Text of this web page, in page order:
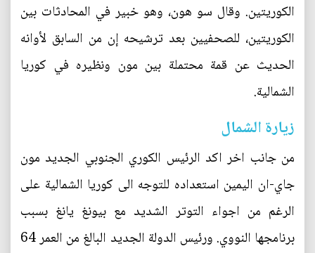
الكوريتين. وقال سو هون، وهو خبير في المحادثات بين
الكوريتين، للصحفيين بعد ترشيحه إن من السابق لأوانه
الحديث عن قمة محتملة بين مون ونظيره في كوريا
الشمالية.
زيارة الشمال
من جانب اخر اكد الرئيس الكوري الجنوبي الجديد مون
جاي-ان اليمين استعداده للتوجه الى كوريا الشمالية على
الرغم من اجواء التوتر الشديد مع بيونغ يانغ بسبب
برنامجها النووي. ورئيس الدولة الجديد البالغ من العمر 64